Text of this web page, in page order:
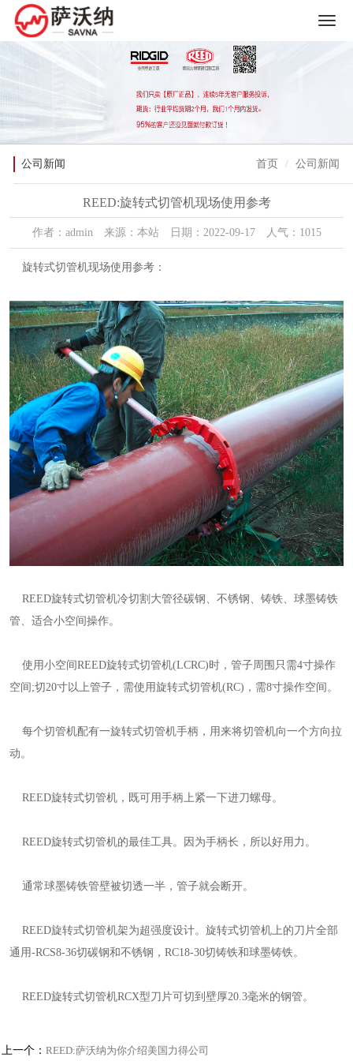
公司新闻 首页 公司新闻
REED:旋转式切管机现场使用参考
作者：admin 来源：本站 日期：2022-09-17 人气：1015
旋转式切管机现场使用参考：
REED旋转式切管机冷切割大管径碳钢、不锈钢、铸铁、球墨铸铁
管、适合小空间操作。
使用小空间REED旋转式切管机(LCRC)时，管子周围只需4寸操作
空间;切20寸以上管子，需使用旋转式切管机(RC)，需8寸操作空间。
每个切管机配有一旋转式切管机手柄，用来将切管机向一个方向拉
动。
REED旋转式切管机，既可用手柄上紧一下进刀螺母。
REED旋转式切管机的最佳工具。因为手柄长，所以好用力。
通常球墨铸铁管壁被切透一半，管子就会断开。
REED旋转式切管机架为超强度设计。旋转式切管机上的刀片全部
通用-RCS8-36切碳钢和不锈钢，RC18-30切铸铁和球墨铸铁。
REED旋转式切管机RCX型刀片可切到壁厚20.3毫米的钢管。
上一个： REED:萨沃纳为你介绍美国力得公司